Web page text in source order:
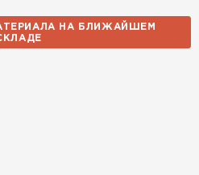
НА БЛИЖАЙШЕМ